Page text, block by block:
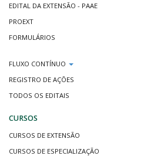
EDITAL DA EXTENSÃO - PAAE
PROEXT
FORMULÁRIOS
FLUXO CONTÍNUO
REGISTRO DE AÇÕES
TODOS OS EDITAIS
CURSOS
CURSOS DE EXTENSÃO
CURSOS DE ESPECIALIZAÇÃO